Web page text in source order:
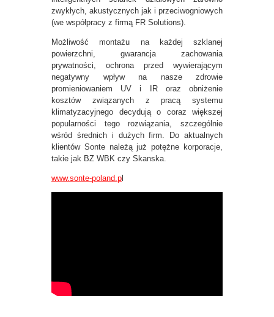
zwykłych, akustycznych jak i przeciwogniowych
(we współpracy z firmą FR Solutions).
Możliwość montażu na każdej szklanej
powierzchni, gwarancja zachowania
prywatności, ochrona przed wywierającym
negatywny wpływ na nasze zdrowie
promieniowaniem UV i IR oraz obniżenie
kosztów związanych z pracą systemu
klimatyzacyjnego decydują o coraz większej
popularności tego rozwiązania, szczególnie
wśród średnich i dużych firm. Do aktualnych
klientów Sonte należą już potężne korporacje,
takie jak BZ WBK czy Skanska.
www.sonte-poland.p